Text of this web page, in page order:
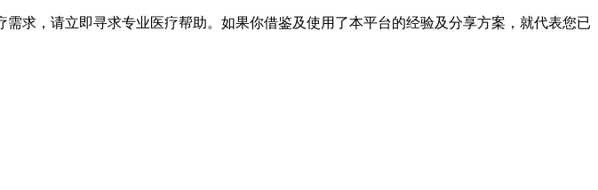
求，请立即寻求专业医疗帮助。如果你借鉴及使用了本平台的经验及分享方案，就代表您已